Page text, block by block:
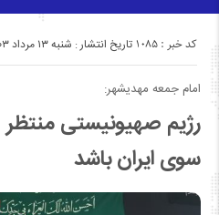
تاریخ انتشار : شنبه ۱۳ مرداد ۱۴۰۳ - ۱۴:۲۷ کد خبر : 1085
امام جمعه مهدیشهر:
رژیم صهیونیستی
سوی ایران باشد